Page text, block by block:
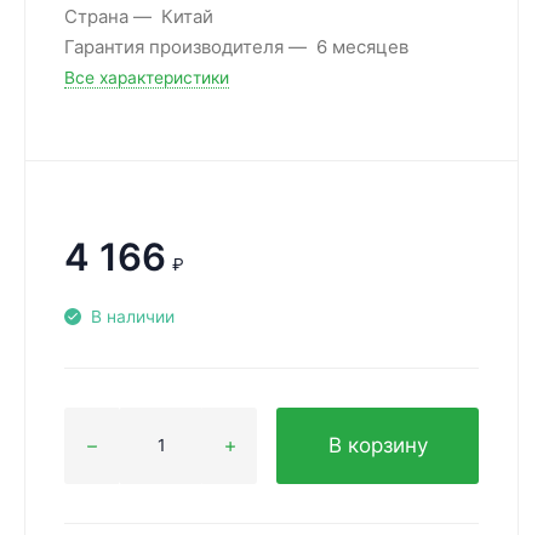
Страна
Китай
Гарантия производителя
6 месяцев
Все характеристики
4 166 ₽
В наличии
В корзину